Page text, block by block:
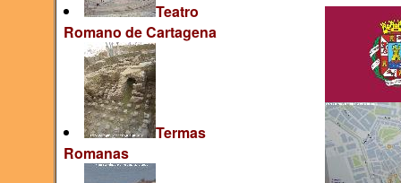
Teatro
Romano de Cartagena
Termas
Romanas